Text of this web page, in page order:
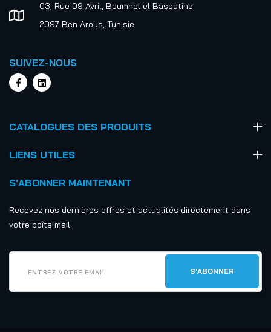
03, Rue 09 Avril, Boumhel el Bassatine
2097 Ben Arous, Tunisie
SUIVEZ-NOUS
CATALOGUES DES PRODUITS
LIENS UTILES
S'ABONNER MAINTENANT
Recevez nos dernières offres et actualités directement dans
votre boîte mail.